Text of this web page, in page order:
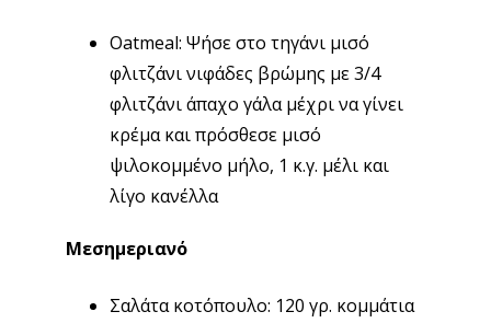
Oatmeal: Ψήσε στο τηγάνι μισό
φλιτζάνι νιφάδες βρώμης με 3/4
φλιτζάνι άπαχο γάλα μέχρι να γίνει
κρέμα και πρόσθεσε μισό
ψιλοκομμένο μήλο, 1 κ.γ. μέλι και
λίγο κανέλλα
Μεσημεριανό
Σαλάτα κοτόπουλο: 120 γρ. κομμάτια